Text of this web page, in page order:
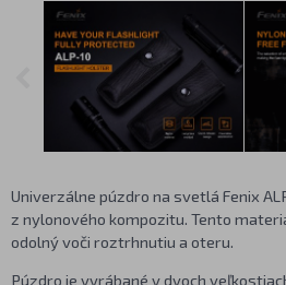
Univerzálne púzdro na svetlá Fenix
z nylonového kompozitu. Tento
odolný voči roztrhnutiu a oteru.
Púzdro je vyrábané v dvoch